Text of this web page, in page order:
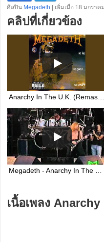
ศิลปิน Megadeth | เพิ่มเมื่อ 18 มกราค
คลิปที่เกี่ยวข้อง
Anarchy In The U.K. (Remastered 2004)
Megadeth - Anarchy In The UK (Live In Italy 1992)
เนื้อเพลง